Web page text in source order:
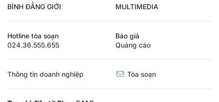
BÌNH ĐẲNG GIỚI MULTIMEDIA
Hotline tòa soạn
024.36.555.655
Báo giá
Quảng cáo
Thông tin doanh nghiệp Tòa soạn